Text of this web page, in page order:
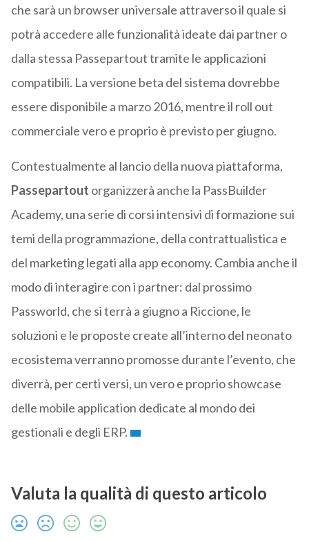
che sarà un browser universale attraverso il quale si
potrà accedere alle funzionalità ideate dai partner o
dalla stessa Passepartout tramite le applicazioni
compatibili. La versione beta del sistema dovrebbe
essere disponibile a marzo 2016, mentre il roll out
commerciale vero e proprio è previsto per giugno.
Contestualmente al lancio della nuova piattaforma,
Passepartout organizzerà anche la PassBuilder
Academy, una serie di corsi intensivi di formazione sui
temi della programmazione, della contrattualistica e
del marketing legati alla app economy. Cambia anche il
modo di interagire con i partner: dal prossimo
Passworld, che si terrà a giugno a Riccione, le
soluzioni e le proposte create all’interno del neonato
ecosistema verranno promosse durante l’evento, che
diverrà, per certi versi, un vero e proprio showcase
delle mobile application dedicate al mondo dei
gestionali e degli ERP.
Valuta la qualità di questo articolo